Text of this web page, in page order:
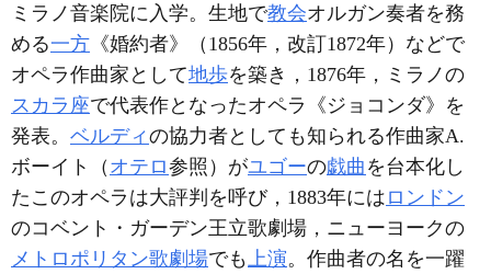
ミラノ音楽院に入学。生地で教会オルガン奏者を務
める一方 《婚約者》（1856年，改訂1872年）などで
オペラ作曲家として地歩を築き，1876年，ミラノの
スカラ座で代表作となったオペラ《ジョコンダ》を
発表。 ベルディの協力者としても知られる作曲家A.
ボーイト（ オテロ参照）がユゴーの戯曲 を台本化し
たこのオペラは大評判を呼び，1883年には ロンドン
のコベント・ガーデン王立歌劇場，ニューヨークの
メトロポリタン歌劇場でも 上演。作曲者の名を一躍